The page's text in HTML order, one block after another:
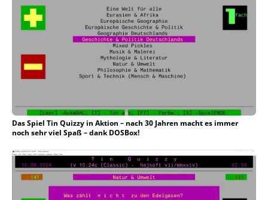
Das Spiel Tin Quizzy in Aktion – nach 30 Jahren macht es immer
noch sehr viel Spaß – dank DOSBox!